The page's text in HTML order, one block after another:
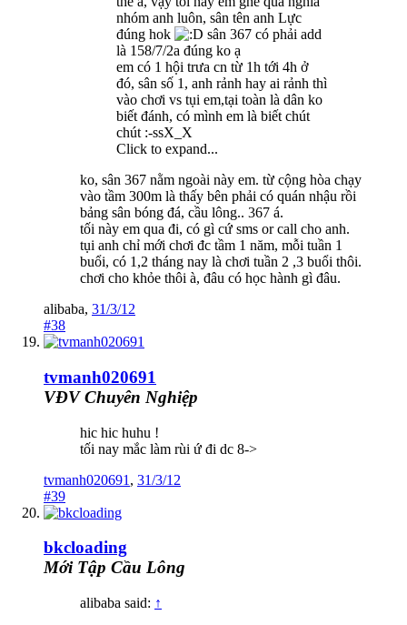
nhóm anh luôn, sân tên anh Lực
đúng hok
sân 367 có phải add
là 158/7/2a đúng ko ạ
em có 1 hội trưa cn từ 1h tới 4h ở
đó, sân số 1, anh rảnh hay ai rảnh thì
vào chơi vs tụi em,tại toàn là dân ko
biết đánh, có mình em là biết chút
chút :-ssX_X
Click to expand...
ko, sân 367 nằm ngoài này em. từ cộng hòa chạy
vào tầm 300m là thấy bên phải có quán nhậu rồi
bảng sân bóng đá, cầu lông.. 367 á.
tối này em qua đi, có gì cứ sms or call cho anh.
tụi anh chỉ mới chơi đc tầm 1 năm, mỗi tuần 1
buổi, có 1,2 tháng nay là chơi tuần 2 ,3 buổi thôi.
chơi cho khỏe thôi à, đâu có học hành gì đâu.
alibaba, 31/3/12
#38
tvmanh020691
VĐV Chuyên Nghiệp
hic hic huhu !
tối nay mắc làm rùi ứ đi dc 8->
tvmanh020691 , 31/3/12
#39
bkcloading
Mới Tập Cầu Lông
alibaba said: ↑